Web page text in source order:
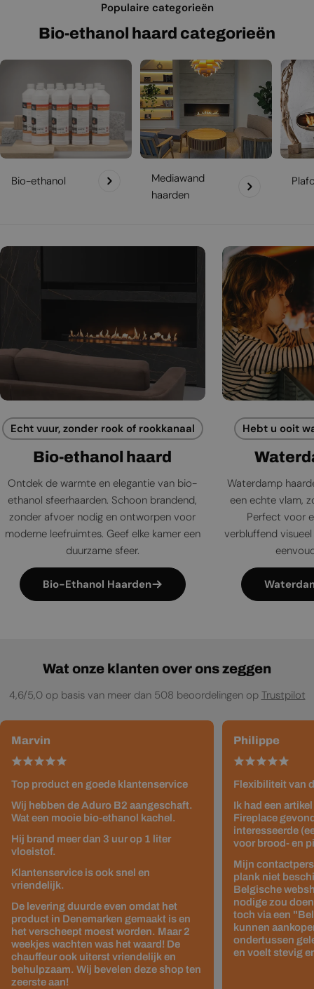
Populaire categorieën
Bio-ethanol haard categorieën
Bio-ethanol
Mediawand
haarden
Echt vuur, zonder rook of rookkanaal
Bio-ethanol haard
Ontdek de warmte en elegantie van bio-
ethanol sfeerhaarden. Schoon brandend,
zonder afvoer nodig en ontworpen voor
moderne leefruimtes. Geef elke kamer een
duurzame sfeer.
Bio-Ethanol Haarden
Hebt u ooit
Waterdamp
een echte vlam,
Perfect voor
verbluffend
Wat onze klanten over ons zeggen
4,6/5,0 op basis van meer dan 508 beoordelingen op Trustpilot
Marvin
Top product en goede klantenservice
Wij hebben de Aduro B2 aangeschaft.
Wat een mooie bio-ethanol kachel.
Hij brand meer dan 3 uur op 1 liter
vloeistof.
Klantenservice is ook snel en
vriendelijk.
De levering duurde even omdat het
product in Denemarken gemaakt is en
het verscheept moest worden. Maar 2
weekjes wachten was het waard! De
chauffeur ook uiterst vriendelijk en
behulpzaam. Wij bevelen deze shop ten
zeerste aan!
Philippe
Flexibiliteit van
Ik had een
Fireplace
interesseerde
voor brood- en
Mijn
plank niet
Belgische
nodige zou
toch via een
kunnen
ondertussen
en voelt stevig